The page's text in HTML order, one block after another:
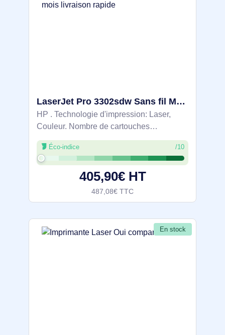
LaserJet Pro 3302sdw Sans fil Multifunction Couleur Imprimante, Copieur, Scanner; Recto verso - 499Q6F
HP . Technologie d'impression: Laser,
Couleur. Nombre de cartouches
d'impression: 4, Cycle de service
(Maximum): 40000 pages par mois.
Résolution maximale: 600 x 600 DPI.
Taille de papier de série A
Éco-indice /10
405,90€ HT
487,08€ TTC
En stock